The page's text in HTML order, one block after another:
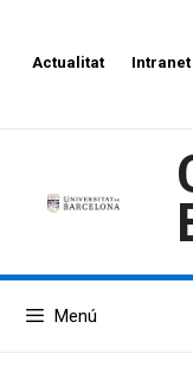
Content
navigation
contingut
Actualitat
Intranet
Menú